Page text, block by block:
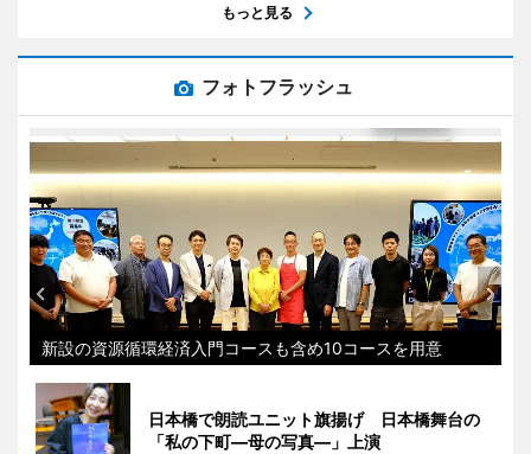
もっと見る
フォトフラッシュ
新設の資源循環経済入門コースも含め10コースを用意
日本橋で朗読ユニット旗揚げ 日本橋舞台の
「私の下町―母の写真―」上演